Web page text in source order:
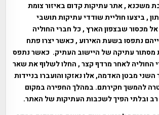
משכנא , אתר עתיקות קדום באיזור צומת
, ביצעו חוליית שודדי עתיקות תושבי
אל מכסור שבצפון הארץ , כל חברי החוליה
ה30-50 לחייהם נתפסו בשעת האירוע , כאשר יצרו פתח
מסתור עתיקה של היישוב העתיק. כאשר נתפס
החוליה לאחר מרדף קצר , החלו לשלוף את שאר
מבטן האדמה, אלו נאזקו והועברו בניידות
להמשך חקירתם. במהלך החפירה במקום
רב ובלתי הפיך לשכבות העתיקות של האתר.